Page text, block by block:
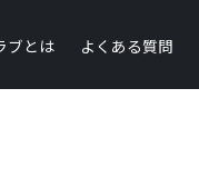
ブとは よくある質問